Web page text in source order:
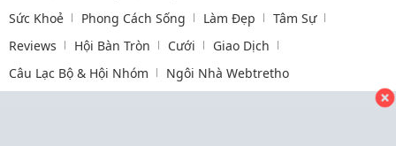
Sức Khoẻ
Phong Cách Sống Làm Đẹp
Tâm Sự
Reviews
Hội Bàn Tròn Cưới
Giao Dịch
Câu Lạc Bộ & Hội Nhóm
Ngôi Nhà Webtretho